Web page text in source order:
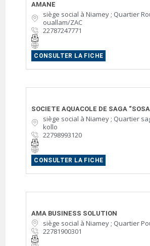
AMANE
siège social à Niamey ; Quartier
ouallam/ZAC
22787247771
CONSULTER LA FICHE
SOCIETE AQUACOLE DE SAGA
siège social à Niamey ; Quartier
kollo
22798993120
CONSULTER LA FICHE
AMA BUSINESS SOLUTION
siège social à Niamey ; Quartier
22781900301